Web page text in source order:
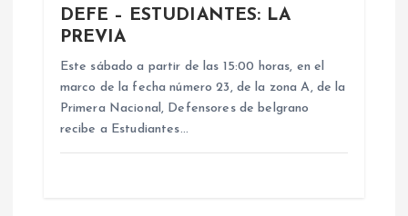
DEFE – ESTUDIANTES: LA
PREVIA
Este sábado a partir de las 15:00 horas, en el
marco de la fecha número 23, de la zona A, de la
Primera Nacional, Defensores de belgrano
recibe a Estudiantes…